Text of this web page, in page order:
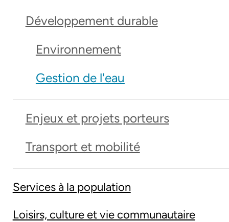
Développement durable
Environnement
Gestion de l'eau
Enjeux et projets porteurs
Transport et mobilité
Services à la population
Loisirs, culture et vie communautaire